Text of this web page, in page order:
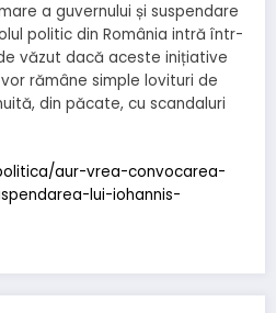
a guvernului și suspendare
politic din România intră într-
văzut dacă aceste inițiative
rămâne simple lovituri de
din păcate, cu scandaluri
aur-vrea-convocarea-
lui-iohannis-